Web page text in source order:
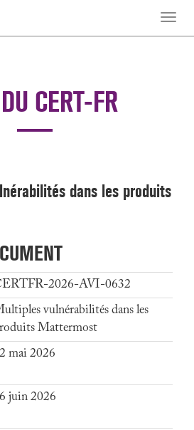
Toggle
CERT-FR
dans les produits
2026-AVI-0632
vulnérabilités dans les
Mattermost
mai 2026
juin 2026